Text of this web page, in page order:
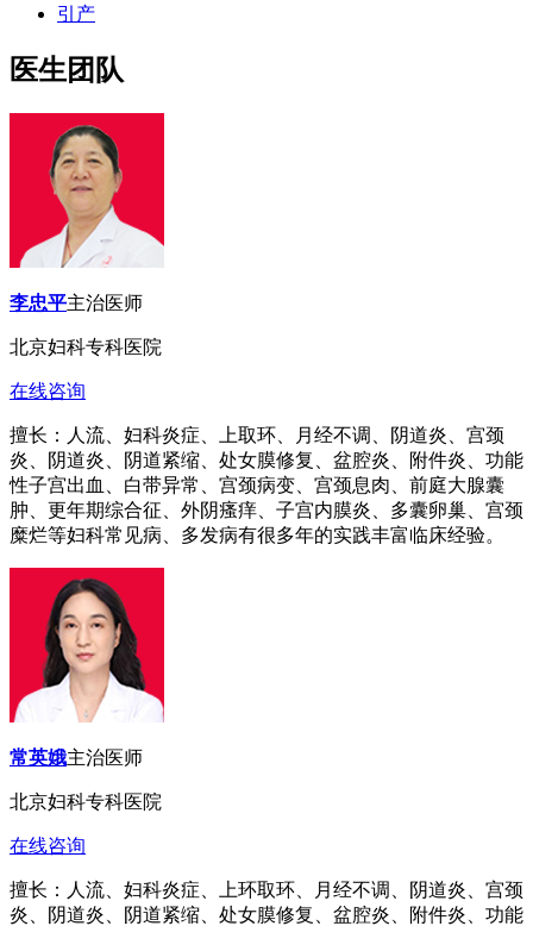
引产
医生团队
李忠平主治医师
北京妇科专科医院
在线咨询
擅长：人流、妇科炎症、上取环、月经不调、阴道炎、宫颈
炎、阴道炎、阴道紧缩、处女膜修复、盆腔炎、附件炎、功能
性子宫出血、白带异常、宫颈病变、宫颈息肉、前庭大腺囊
肿、更年期综合征、外阴瘙痒、子宫内膜炎、多囊卵巢、宫颈
糜烂等妇科常见病、多发病有很多年的实践丰富临床经验。
常英娥主治医师
北京妇科专科医院
在线咨询
擅长：人流、妇科炎症、上环取环、月经不调、阴道炎、宫颈
炎、阴道炎、阴道紧缩、处女膜修复、盆腔炎、附件炎、功能